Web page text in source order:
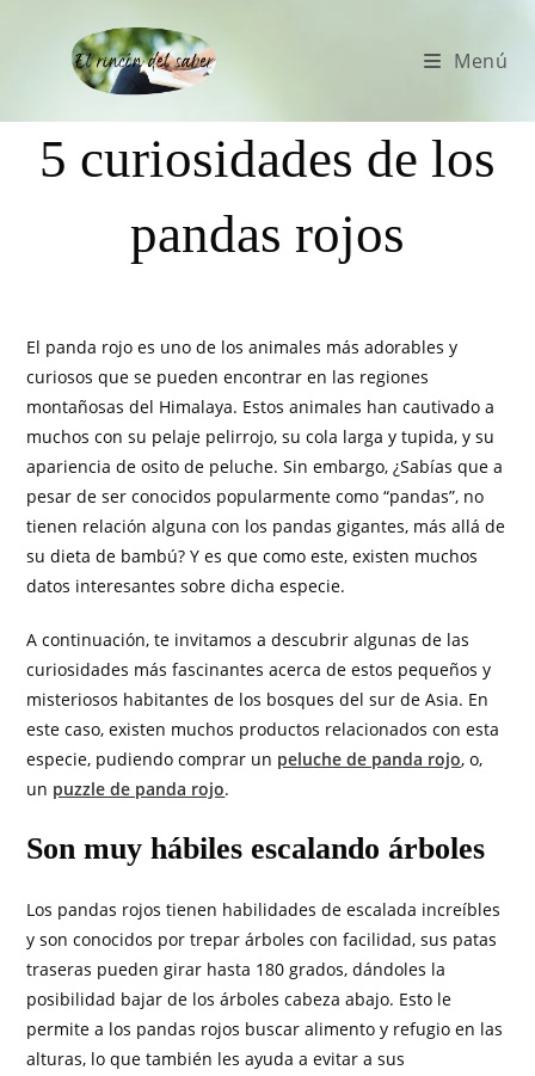
Menú
5 curiosidades de los
pandas rojos
El panda rojo es uno de los animales más adorables y
curiosos que se pueden encontrar en las regiones
montañosas del Himalaya. Estos animales han cautivado a
muchos con su pelaje pelirrojo, su cola larga y tupida, y su
apariencia de osito de peluche. Sin embargo, ¿Sabías que a
pesar de ser conocidos popularmente como “pandas”, no
tienen relación alguna con los pandas gigantes, más allá de
su dieta de bambú? Y es que como este, existen muchos
datos interesantes sobre dicha especie.
A continuación, te invitamos a descubrir algunas de las
curiosidades más fascinantes acerca de estos pequeños y
misteriosos habitantes de los bosques del sur de Asia. En
este caso, existen muchos productos relacionados con esta
especie, pudiendo comprar un peluche de panda rojo, o,
un puzzle de panda rojo.
Son muy hábiles escalando árboles
Los pandas rojos tienen habilidades de escalada increíbles
y son conocidos por trepar árboles con facilidad, sus patas
traseras pueden girar hasta 180 grados, dándoles la
posibilidad bajar de los árboles cabeza abajo. Esto le
permite a los pandas rojos buscar alimento y refugio en las
alturas, lo que también les ayuda a evitar a sus